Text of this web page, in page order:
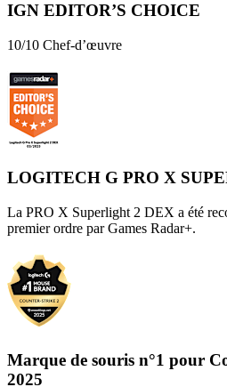
IGN EDITOR’S CHOICE
10/10 Chef-d’œuvre
LOGITECH G PRO X
La PRO X Superlight 2 DEX a été
premier ordre par Games Radar+.
Marque de souris n°1 pour
2025